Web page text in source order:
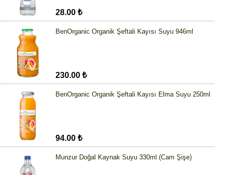
28.00 ₺
BenOrganic Organik Şeftali Kayısı Suyu 946ml
230.00 ₺
BenOrganic Organik Şeftali Kayısı Elma Suyu 250ml
94.00 ₺
Munzur Doğal Kaynak Suyu 330ml (Cam Şişe)